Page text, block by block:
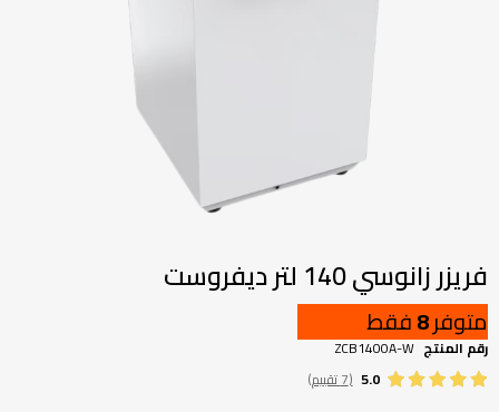
بداية
معرض
الصور
فريزر زانوسي 140 لتر ديفروست
متوفر8فقط
رقم المنتج ZCB1400A-W
5.0 (7 تقييم)